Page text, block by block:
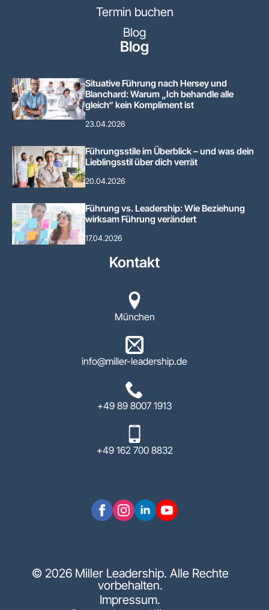
Termin buchen
Blog
Blog
Situative Führung nach Hersey und
Blanchard: Warum „Ich behandle alle
gleich“ kein Kompliment ist
23.04.2026
Führungsstile im Überblick – und was dein
Lieblingsstil über dich verrät
20.04.2026
Führung vs. Leadership: Wie Beziehung
wirksam Führung verändert
17.04.2026
Kontakt
München
info@miller-leadership.de
+49 89 8007 1913
+49 162 700 8832
© 2026 Miller Leadership. Alle Rechte
vorbehalten.
Impressum.